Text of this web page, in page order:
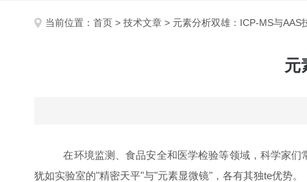
当前位置： 首页 > 技术文章 > 元素分析双雄：ICP-MS与AAS
元
在环境监测、食品安全和医学检验等领域，科学家
犹如实验室的"精密天平"与"元素显微镜"，各有其独te优势。